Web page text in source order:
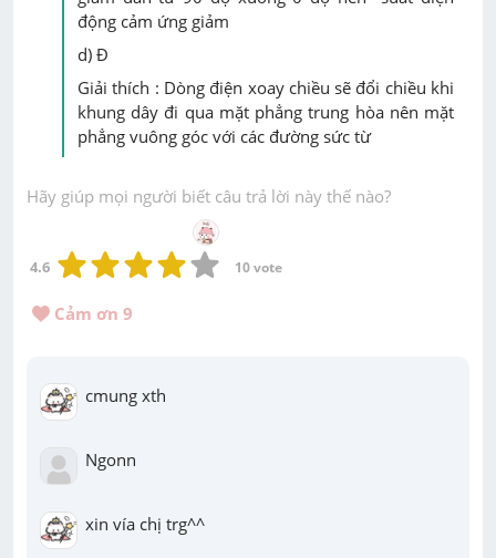
động cảm ứng giảm
d) Đ
Giải thích : Dòng điện xoay chiều sẽ đổi chiều khi
khung dây đi qua mặt phẳng trung hòa nên mặt
phẳng vuông góc với các đường sức từ
Hãy giúp mọi người biết câu trả lời này thế nào?
4.6 10 vote
Cảm ơn 9
cmung xth
Ngonn
xin vía chị trg^^